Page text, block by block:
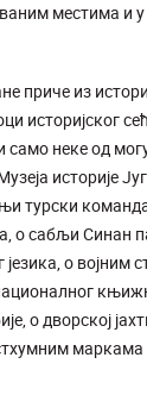
местима и
приче из
историјског
неке од
историје
турски
о сабљи Синан
о војним
о дворској